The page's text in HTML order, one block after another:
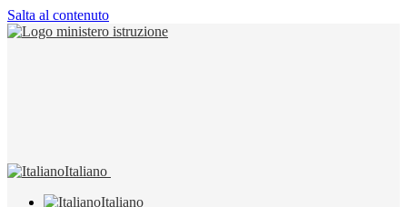
Salta al contenuto
Italiano
Italiano